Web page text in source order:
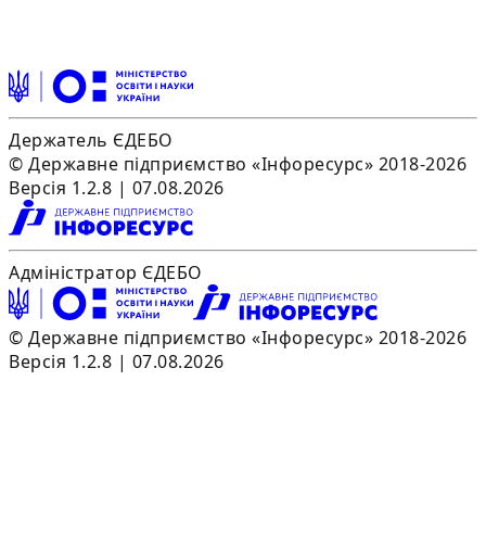
Держатель ЄДЕБО
© Державне підприємство «Інфоресурс» 2018-2026
Версія 1.2.8 | 07.08.2026
Адміністратор ЄДЕБО
© Державне підприємство «Інфоресурс» 2018-2026
Версія 1.2.8 | 07.08.2026